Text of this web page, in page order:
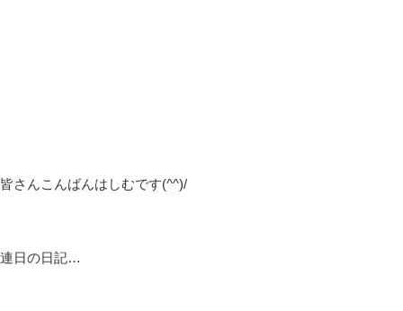
皆さんこんばんはしむです(^^)/
連日の日記…